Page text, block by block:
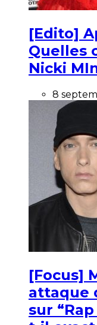
[Edito]
Quelles
Nicki
8
[Focus]
attaque
sur